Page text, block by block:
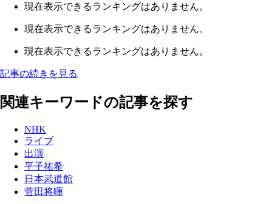
現在表示できるランキングはありません。
現在表示できるランキングはありません。
現在表示できるランキングはありません。
記事の続きを見る
関連キーワードの記事を探す
NHK
ライブ
出演
平子祐希
日本武道館
菅田将暉